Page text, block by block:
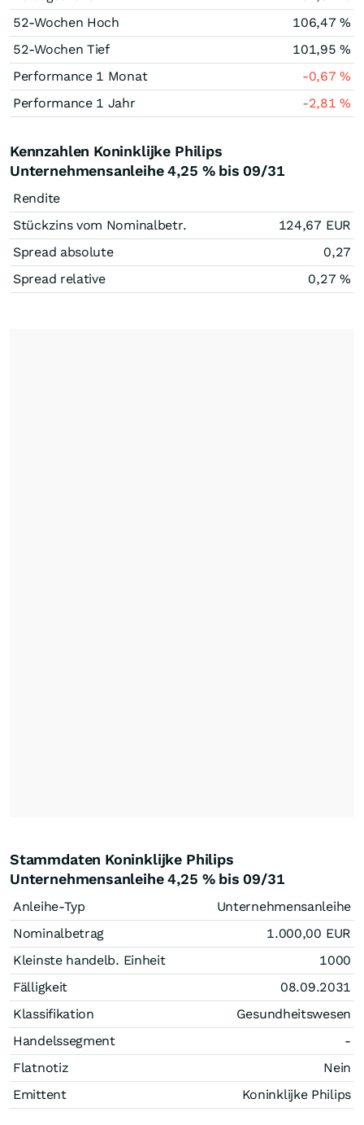
52-Wochen Hoch
106,47%
52-Wochen Tief
101,95%
Performance 1 Monat
-0,67%
Performance 1 Jahr
-2,81%
Kennzahlen Koninklijke Philips
Unternehmensanleihe 4,25 % bis 09/31
Rendite
Stückzins vom Nominalbetr.
124,67 EUR
Spread absolute
0,27
Spread relative
0,27 %
Stammdaten Koninklijke Philips
Unternehmensanleihe 4,25 % bis 09/31
Anleihe-Typ
Unternehmensanleihe
Nominalbetrag
1.000,00 EUR
Kleinste handelb. Einheit
1000
Fälligkeit
08.09.2031
Klassifikation
Gesundheitswesen
Handelssegment
-
Flatnotiz
Nein
Emittent
Koninklijke Philips